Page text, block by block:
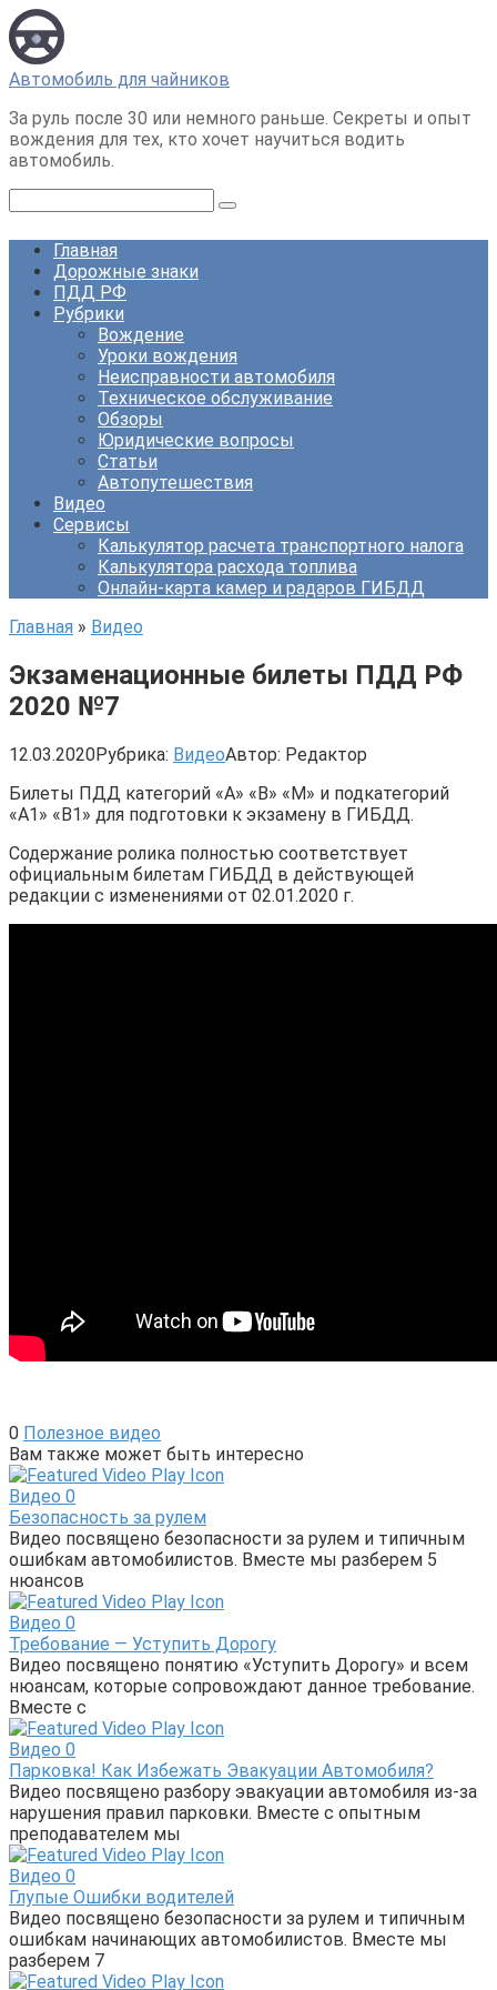
Перейти
к
контенту
Автомобиль для чайников
За руль после 30 или немного раньше. Секреты и опыт
вождения для тех, кто хочет научиться водить
автомобиль.
Главная
Дорожные знаки
ПДД РФ
Рубрики
Вождение
Уроки вождения
Неисправности автомобиля
Техническое обслуживание
Обзоры
Юридические вопросы
Статьи
Автопутешествия
Видео
Сервисы
Калькулятор расчета транспортного налога
Калькулятора расхода топлива
Онлайн-карта камер и радаров ГИБДД
Главная » Видео
Экзаменационные билеты ПДД РФ
2020 №7
12.03.2020Рубрика: ВидеоАвтор: Редактор
Билеты ПДД категорий «А» «В» «M» и подкатегорий
«A1» «B1» для подготовки к экзамену в ГИБДД.
Содержание ролика полностью соответствует
официальным билетам ГИБДД в действующей
редакции с изменениями от 02.01.2020 г.
0 Полезное видео
Вам также может быть интересно
Видео 0
Безопасность за рулем
Видео посвящено безопасности за рулем и типичным
ошибкам автомобилистов. Вместе мы разберем 5
нюансов
Видео 0
Требование — Уступить Дорогу
Видео посвящено понятию «Уступить Дорогу» и всем
нюансам, которые сопровождают данное требование.
Вместе с
Видео 0
Парковка! Как Избежать Эвакуации Автомобиля?
Видео посвящено разбору эвакуации автомобиля из-за
нарушения правил парковки. Вместе с опытным
преподавателем мы
Видео 0
Глупые Ошибки водителей
Видео посвящено безопасности за рулем и типичным
ошибкам начинающих автомобилистов. Вместе мы
разберем 7